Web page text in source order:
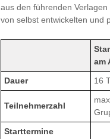
aus den führenden
von selbst entwickelten und
am
Dauer 16
Teilnehmerzahl
Starttermine